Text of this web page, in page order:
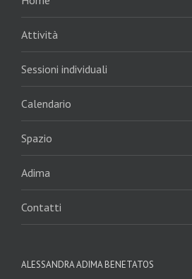
Attività
Sessioni individuali
Calendario
Spazio
Adima
Contatti
ALESSANDRA ADIMA BENETATOS